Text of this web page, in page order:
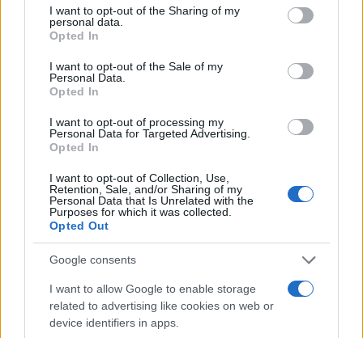
I want to opt-out of the Sharing of my
personal data.
Opted In
I want to opt-out of the Sale of my
Personal Data.
Opted In
I want to opt-out of processing my
Personal Data for Targeted Advertising.
Opted In
I want to opt-out of Collection, Use,
Retention, Sale, and/or Sharing of my
Personal Data that Is Unrelated with the
Purposes for which it was collected.
Opted Out
Google consents
I want to allow Google to enable storage
related to advertising like cookies on web or
device identifiers in apps.
Ma ha uccisonella maniera più efferata e
crudele possibile
mondo potesse vedere e perché, soprattutto,
Israele fosse costretta a vedere. Lo ha fatto
riprendendo quelle azioni conbodycam
indossate
dai tagliagole.
La guerra mediatica
Anche volendo, quindi, Israele
non si sarebbe
Israele sopravvive grazie alla deterrenza. Cosa che
Hamassa e sapeva perfettamente. Ma